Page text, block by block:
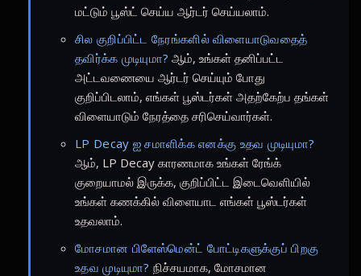
மட்டும் பூஸ்ட் செய்ய ஆர்டர் செய்யலாம்.
சில குறிப்பிட்ட நேரங்களில் விளையாடுவதைத்
தவிர்க்க முடியுமா? ஆம், உங்கள் தனிப்பட்ட
அட்டவணையை ஆர்டர் செய்யும் போது
குறிப்பிடலாம், எங்கள் பூஸ்டர்கள் அதற்கேற்ப தங்கள்
விளையாடும் நேரத்தை சரிசெய்வார்கள்.
LP Decay ஐ சமாளிக்க எனக்கு உதவ முடியுமா?
ஆம், LP Decay காரணமாக உங்கள் ரேங்க்
குறையாமல் இருக்க, குறிப்பிட்ட இடைவெளியில்
உங்கள் கணக்கில் விளையாட எங்கள் பூஸ்டர்கள்
உதவலாம்.
மோசமான பிளேஸ்மென்ட் போட்டிகளுக்குப் பிறகு
உதவ முடியுமா? நிச்சயமாக, மோசமான